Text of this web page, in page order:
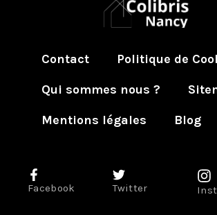
Contact
Politique de
Qui sommes nous ?
Mentions légales
Blog
Facebook Twitter